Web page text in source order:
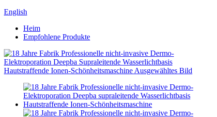
English
Heim
Empfohlene Produkte